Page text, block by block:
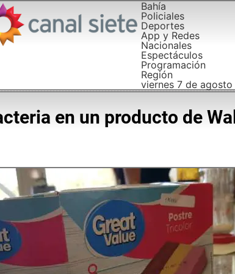
Bahía
Policiales
Deportes
App y Redes
Nacionales
Espectáculos
Programación
Región
viernes 7 de
en un producto de